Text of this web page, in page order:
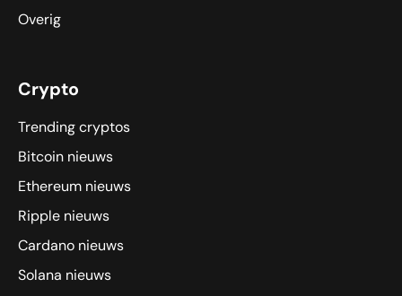
Overig
Crypto
Trending cryptos
Bitcoin nieuws
Ethereum nieuws
Ripple nieuws
Cardano nieuws
Solana nieuws